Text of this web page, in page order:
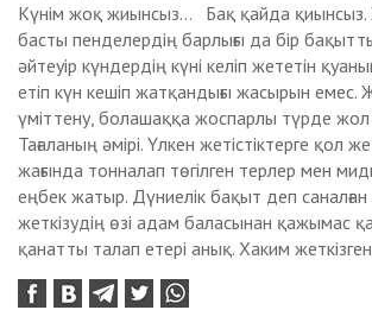
Күнім жоқ жиынсыз... Бақ қайда қиынсыз.
басты пенделердің барлығы да бір
әйтеуір күндердің күні келіп жететін
етіп күн кешіп жатқандығы жасырын емес.
үміттену, болашаққа жоспарлы түрде
Тағаланың әмірі. Үлкен жетістіктерге қол
жағында тонналап төгілген терлер мен
еңбек жатыр. Дүниелік бақыт деп саналған
жеткізудің өзі адам баласынан қажымас
қанатты талап етері анық. Хаким